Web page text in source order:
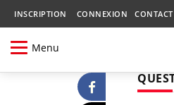
INSCRIPTION CONNEXION CONTACT
Menu